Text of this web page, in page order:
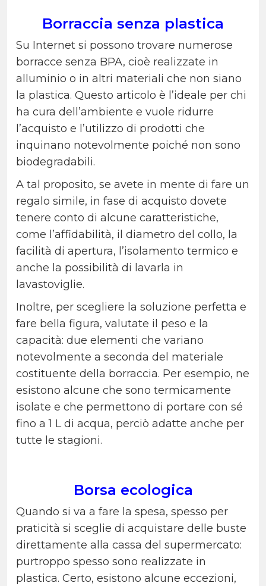
Borraccia senza plastica
Su Internet si possono trovare numerose
borracce senza BPA, cioè realizzate in
alluminio o in altri materiali che non siano
la plastica. Questo articolo è l’ideale per chi
ha cura dell’ambiente e vuole ridurre
l’acquisto e l’utilizzo di prodotti che
inquinano notevolmente poiché non sono
biodegradabili.
A tal proposito, se avete in mente di fare un
regalo simile, in fase di acquisto dovete
tenere conto di alcune caratteristiche,
come l’affidabilità, il diametro del collo, la
facilità di apertura, l’isolamento termico e
anche la possibilità di lavarla in
lavastoviglie.
Inoltre, per scegliere la soluzione perfetta e
fare bella figura, valutate il peso e la
capacità: due elementi che variano
notevolmente a seconda del materiale
costituente della borraccia. Per esempio, ne
esistono alcune che sono termicamente
isolate e che permettono di portare con sé
fino a 1 L di acqua, perciò adatte anche per
tutte le stagioni.
Borsa ecologica
Quando si va a fare la spesa, spesso per
praticità si sceglie di acquistare delle buste
direttamente alla cassa del supermercato:
purtroppo spesso sono realizzate in
plastica. Certo, esistono alcune eccezioni,